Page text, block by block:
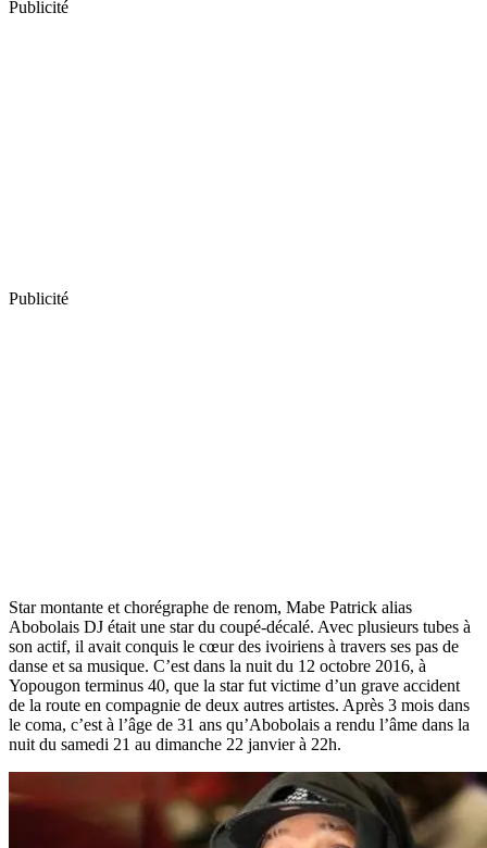
Publicité
Publicité
Star montante et chorégraphe de renom, Mabe Patrick alias
Abobolais DJ était une star du coupé-décalé. Avec plusieurs tubes à
son actif, il avait conquis le cœur des ivoiriens à travers ses pas de
danse et sa musique. C’est dans la nuit du 12 octobre 2016, à
Yopougon terminus 40, que la star fut victime d’un grave accident
de la route en compagnie de deux autres artistes. Après 3 mois dans
le coma, c’est à l’âge de 31 ans qu’Abobolais a rendu l’âme dans la
nuit du samedi 21 au dimanche 22 janvier à 22h.